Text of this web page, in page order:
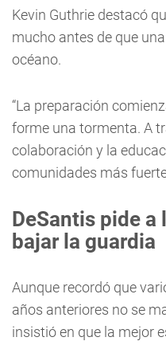
Kevin Guthrie destacó
mucho antes de que
océano.
“La preparación
forme una tormenta. A
colaboración y la
comunidades más
DeSantis pide
bajar la guardia
Aunque recordó que
años anteriores no se
insistió en que la mejor